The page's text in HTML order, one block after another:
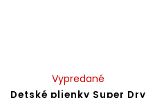
Detské plienky Super Dry
Vypredané